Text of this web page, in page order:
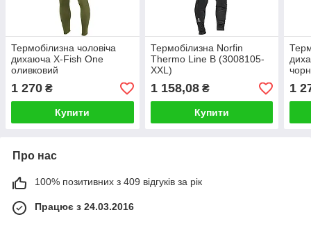
Термобілизна чоловіча
дихаюча X-Fish One
оливковий
1 270 ₴
Купити
Термобілизна Norfin
Thermo Line B (3008105-
XXL)
1 158,08₴
Купити
1
Про нас
100% позитивних з 409 відгуків за рік
Працює з 24.03.2016